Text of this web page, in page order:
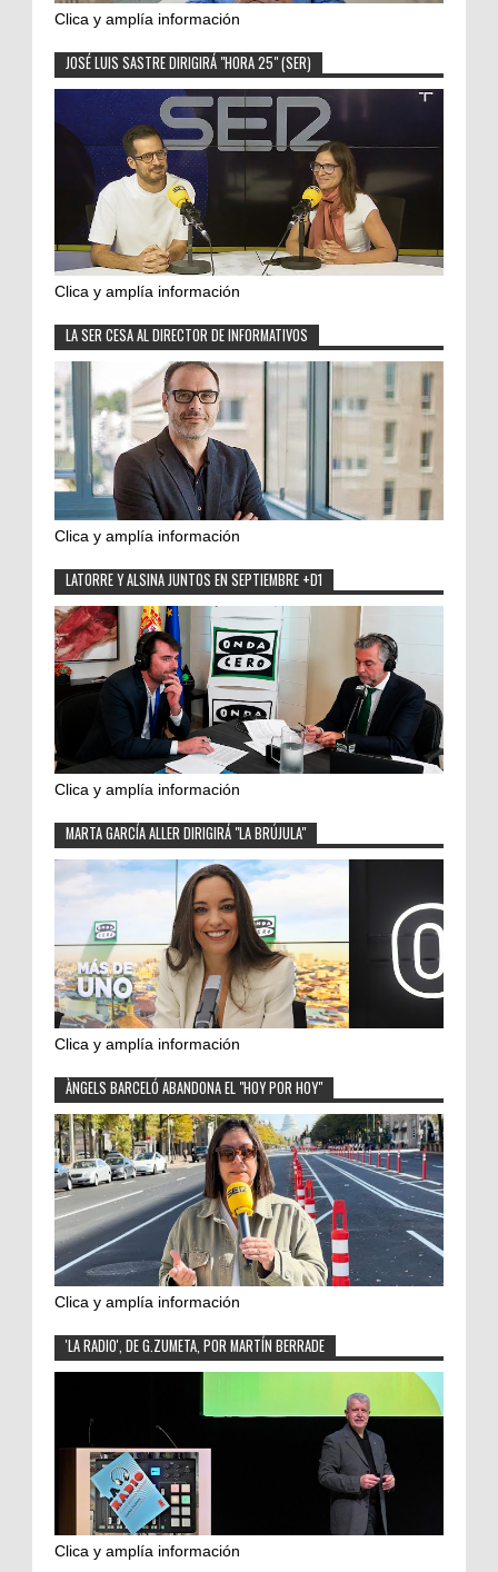
Clica y amplía información
JOSÉ LUIS SASTRE DIRIGIRÁ "HORA 25" (SER)
Clica y amplía información
LA SER CESA AL DIRECTOR DE INFORMATIVOS
Clica y amplía información
LATORRE Y ALSINA JUNTOS EN SEPTIEMBRE +D1
Clica y amplía información
MARTA GARCÍA ALLER DIRIGIRÁ "LA BRÚJULA"
Clica y amplía información
ÀNGELS BARCELÓ ABANDONA EL "HOY POR HOY"
Clica y amplía información
'LA RADIO', DE G.ZUMETA, POR MARTÍN BERRADE
Clica y amplía información